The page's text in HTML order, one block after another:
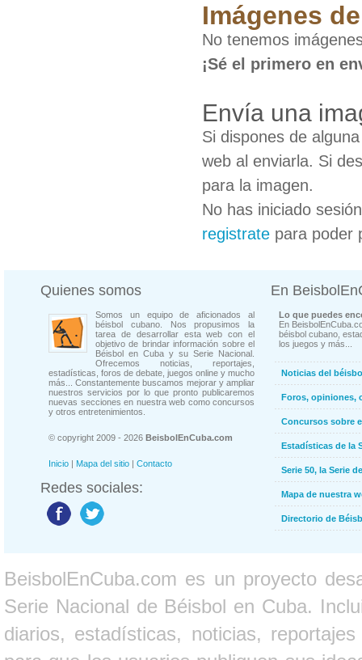
Imágenes
No tenemos
¡Sé el primero en
Envía una
Si dispones de
web al enviarla. Si
para la imagen.
No has iniciado
registrate para poder
Quienes somos
Somos un equipo de aficionados al
béisbol cubano. Nos propusimos la
tarea de desarrollar esta web con el
objetivo de brindar información sobre el
Béisbol en Cuba y su Serie Nacional.
Ofrecemos noticias, reportajes,
estadísticas, foros de debate, juegos online y mucho
más... Constantemente buscamos mejorar y ampliar
nuestros servicios por lo que pronto publicaremos
nuevas secciones en nuestra web como concursos
y otros entretenimientos.
© copyright 2009 - 2026 BeisbolEnCuba.com
Inicio | Mapa del sitio | Contacto
Redes sociales:
En
Lo que puedes
En
béisbol cubano,
los juegos y más...
Noticias del
Foros, opiniones,
Concursos sobre
Estadísticas de la
Serie 50, la Serie
Mapa de nuestra
Directorio de
BeisbolEnCuba.com es un proyecto
Serie Nacional de Béisbol en Cuba.
diarios, estadísticas, noticias,